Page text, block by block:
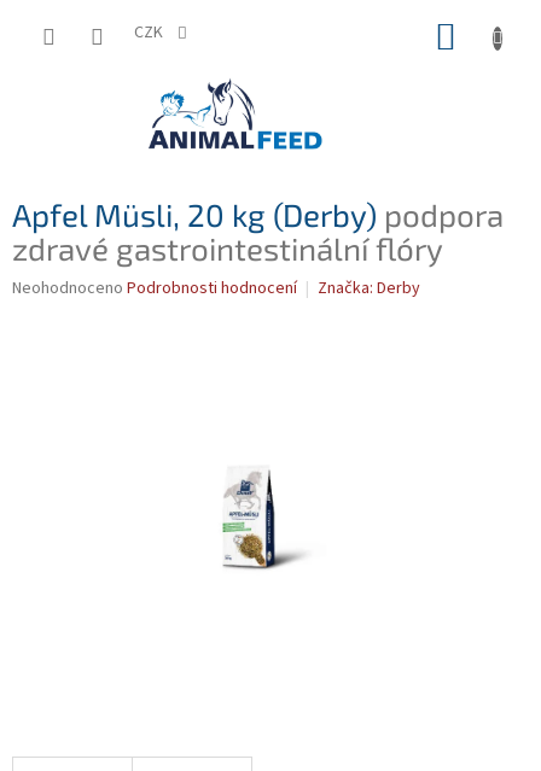
CZK
Apfel Müsli, 20 kg (Derby) podpora
zdravé gastrointestinální flóry
Průměrné
Neohodnoceno Podrobnosti hodnocení Značka: Derby